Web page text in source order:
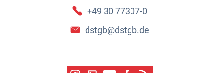
+49 30 77307-0
dstgb@dstgb.de